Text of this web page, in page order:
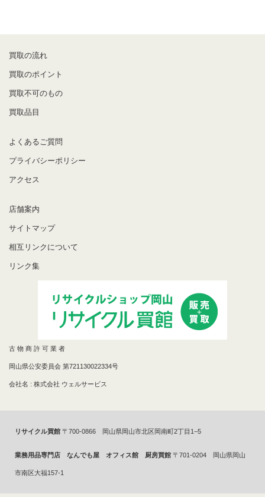
買取の流れ
買取のポイント
買取不可のもの
買取品目
よくあるご質問
プライバシーポリシー
アクセス
店舗案内
サイトマップ
相互リンクについて
リンク集
古 物 商 許 可 業 者
岡山県公安委員会 第721130022334号
会社名 : 株式会社 ウェルサービス
リサイクル買館 〒700-0866 岡山県岡山市北区岡南町2丁目1−5
業務用品専門店 なんでも屋 オフィス館 厨房買館 〒701-0204 岡山県岡山
市南区大福157-1